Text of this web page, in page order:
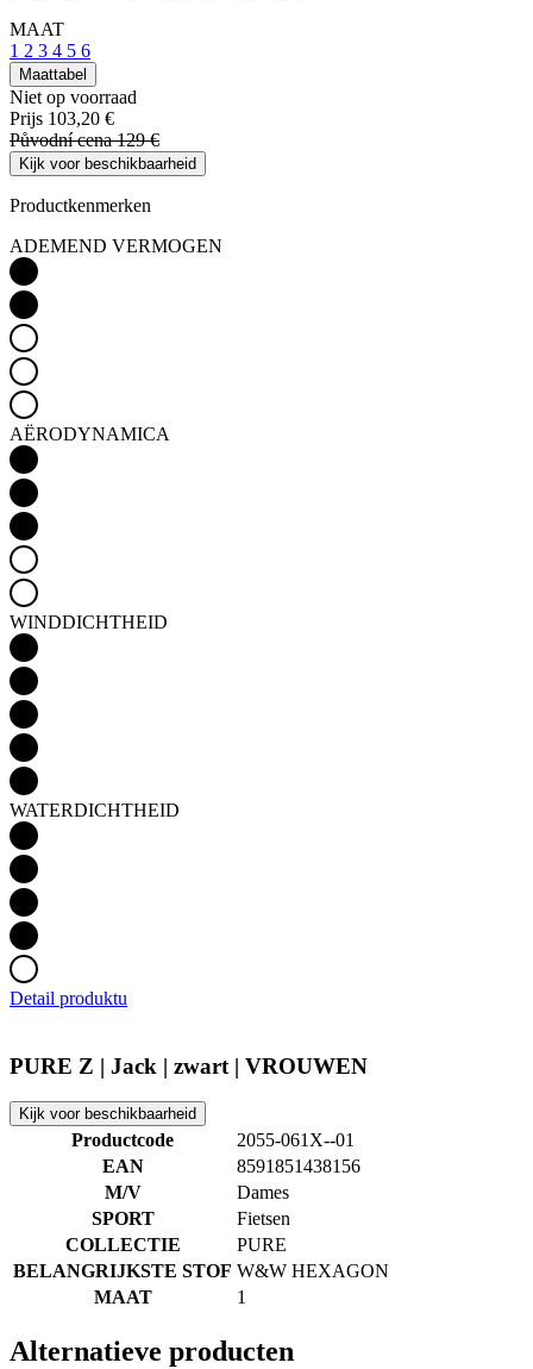
MAAT
1 2 3 4 5 6
Maattabel
Niet op voorraad
Prijs 103,20 €
Původní cena129 €
Kijk voor beschikbaarheid
Productkenmerken
ADEMEND VERMOGEN
AËRODYNAMICA
WINDDICHTHEID
WATERDICHTHEID
Detail produktu
PURE Z | Jack | zwart | VROUWEN
Kijk voor beschikbaarheid
Productcode
2055-061X--01
EAN
8591851438156
M/V
Dames
SPORT
Fietsen
COLLECTIE
PURE
BELANGRIJKSTE STOF W&W HEXAGON
MAAT
1
Alternatieve producten